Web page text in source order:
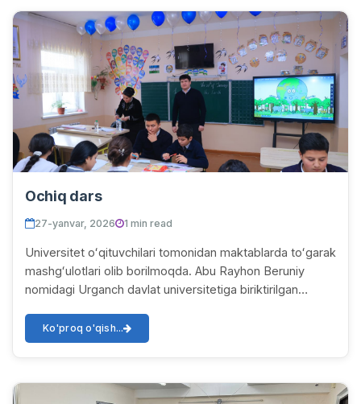
Ochiq dars
27-yanvar, 2026 1 min read
Universitet oʻqituvchilari tomonidan maktablarda toʻgarak
mashgʻulotlari olib borilmoqda. Abu Rayhon Beruniy
nomidagi Urganch davlat universitetiga biriktirilgan
Ko'proq o'qish...